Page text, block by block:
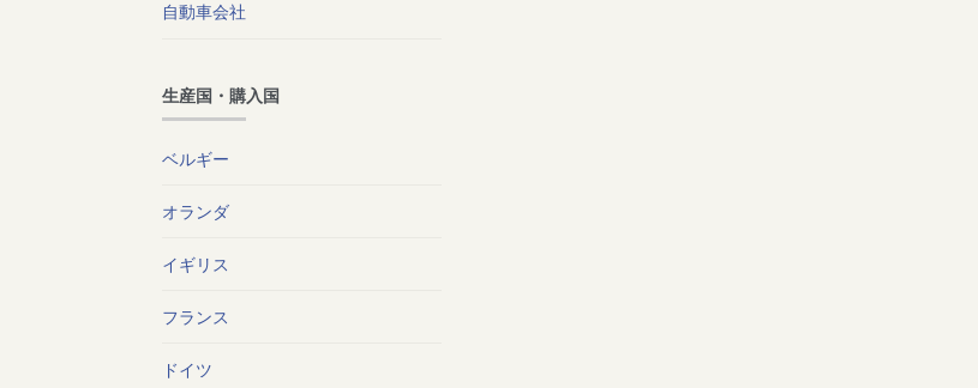
自動車会社
生産国・購入国
ベルギー
オランダ
イギリス
フランス
ドイツ